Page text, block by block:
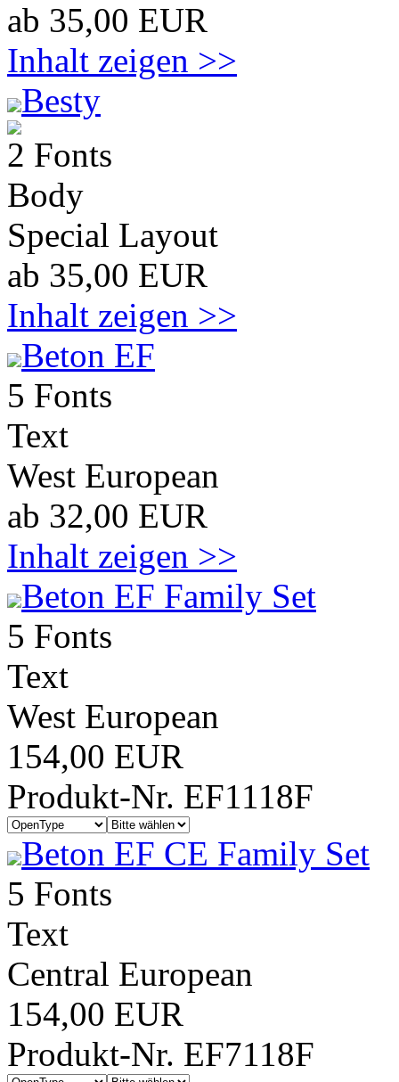
ab 35,00 EUR
Inhalt zeigen >>
Besty
2 Fonts
Body
Special Layout
ab 35,00 EUR
Inhalt zeigen >>
Beton EF
5 Fonts
Text
West European
ab 32,00 EUR
Inhalt zeigen >>
Beton EF Family Set
5 Fonts
Text
West European
154,00 EUR
Produkt-Nr. EF1118F
Beton EF CE Family Set
5 Fonts
Text
Central European
154,00 EUR
Produkt-Nr. EF7118F